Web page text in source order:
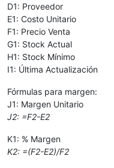
D1: Proveedor
E1: Costo Unitario
F1: Precio Venta
G1: Stock Actual
H1: Stock Mínimo
I1: Última Actualización
Fórmulas para margen:
J1: Margen Unitario
J2: =F2-E2
K1: % Margen
K2: =(F2-E2)/F2